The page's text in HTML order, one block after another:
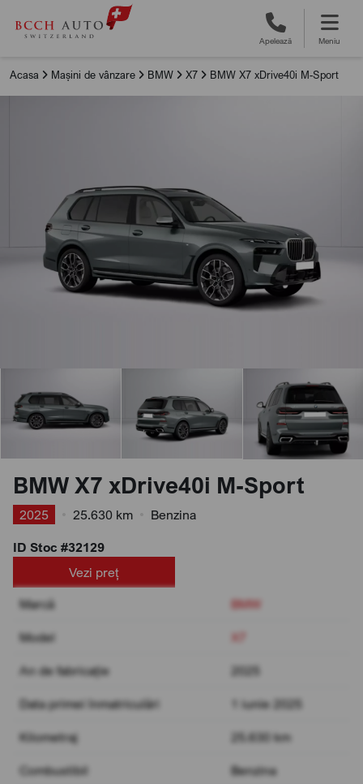
Apelează Meniu
Acasa Mașini de vânzare BMW X7 BMW X7 xDrive40i M-Sport
BMW X7 xDrive40i M-Sport
2025 25.630 km
Benzina
ID Stoc #32129
Vezi preț
Marcă
BMW
Model X7
An de fabricație 2025
Data primei înmatriculări 1 iunie 2025
Kilometraj 25.630 km
Combustibil Benzina